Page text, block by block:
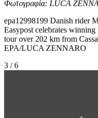
Φωτογραφία: LUCA
epa12998199 Danish rider
Easypost celebrates
tour over 202 km from
EPA/LUCA ZENNARO
3 / 6